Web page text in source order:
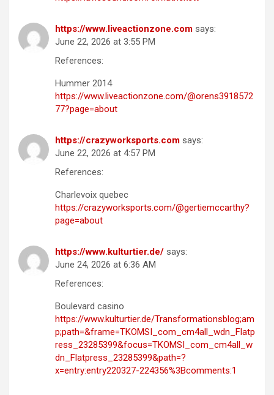
https://www.liveactionzone.com says:
June 22, 2026 at 3:55 PM
References:
Hummer 2014
https://www.liveactionzone.com/@orens3918572
77?page=about
https://crazyworksports.com says:
June 22, 2026 at 4:57 PM
References:
Charlevoix quebec
https://crazyworksports.com/@gertiemccarthy?
page=about
https://www.kulturtier.de/ says:
June 24, 2026 at 6:36 AM
References:
Boulevard casino
https://www.kulturtier.de/Transformationsblog;am
p;path=&frame=TKOMSI_com_cm4all_wdn_Flatp
ress_23285399&focus=TKOMSI_com_cm4all_w
dn_Flatpress_23285399&path=?
x=entry:entry220327-224356%3Bcomments:1